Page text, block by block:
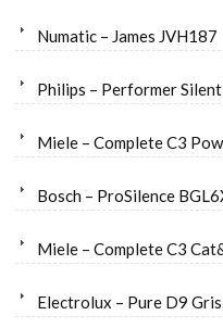
Numatic – James JVH187
Philips – Performer
Miele – Complete C3
Bosch – ProSilence
Miele – Complete C3
Electrolux – Pure D9 Gris